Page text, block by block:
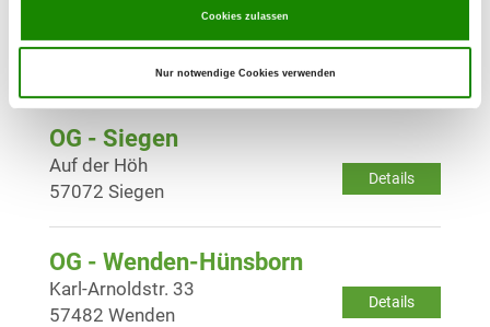
Cookies zulassen
Nur notwendige Cookies verwenden
Details
Rosenthal 7
OG - Siegen
Details
Auf der Höh
57072 Siegen
OG - Wenden-Hünsborn
Details
Karl-Arnoldstr. 33
57482 Wenden